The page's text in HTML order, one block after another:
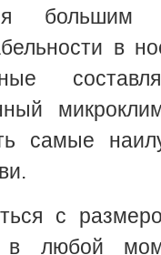
в
самые
с
в любой